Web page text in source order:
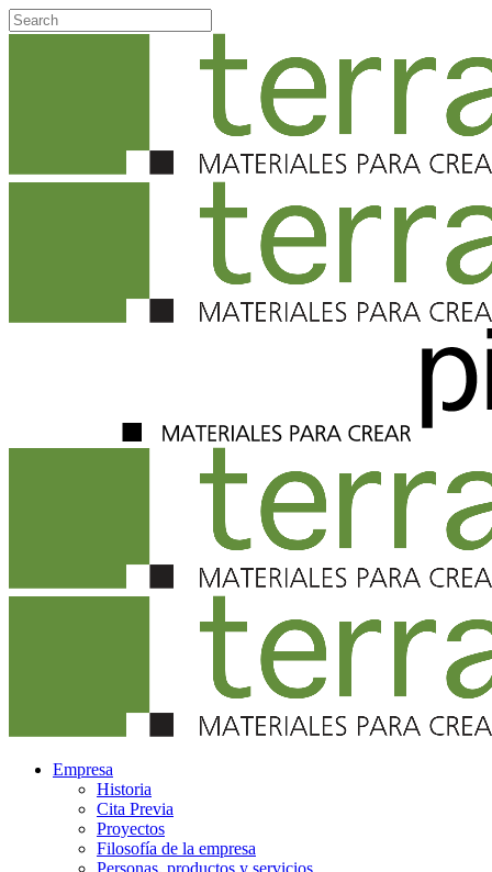
Empresa
Historia
Cita Previa
Proyectos
Filosofía de la empresa
Personas, productos y servicios